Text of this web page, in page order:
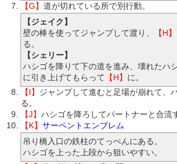
【G】 道が切れている所で別行動。
【ジェイク】
壁の棒を使ってジャンプして渡り、
【H】
る。
【シェリー】
ハシゴを降りて下の道を進み、壊れたハ
に引き上げてもらって
【H】 に。
【I】 ジャンプして進むと足場が崩れて、
る。
【J】 ハシゴを降ろしてパートナーと合流
【K】 サーペントエンブレム
吊り橋入口の鉄柱のてっぺんにある。
ハシゴを上った上段から狙いやすい。